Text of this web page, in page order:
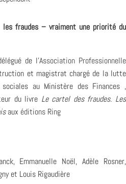
fraudes – vraiment une priorité du
de l’Association Professionnelle
et magistrat chargé de la lutte
au Ministère des Finances ,
du livre Le cartel des fraudes. Les
aux éditions Ring
Emmanuelle Noël, Adèle Rosner,
et Louis Rigaudière